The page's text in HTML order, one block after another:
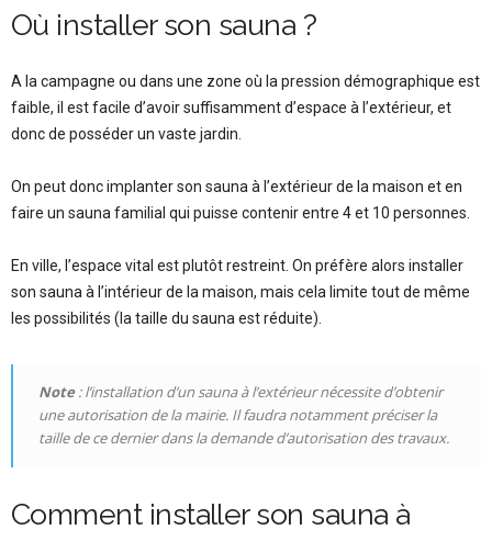
Où installer son sauna ?
A la campagne ou dans une zone où la pression démographique est
faible, il est facile d’avoir suffisamment d’espace à l’extérieur, et
donc de posséder un vaste jardin.
On peut donc implanter son sauna à l’extérieur de la maison et en
faire un sauna familial qui puisse contenir entre 4 et 10 personnes.
En ville, l’espace vital est plutôt restreint. On préfère alors installer
son sauna à l’intérieur de la maison, mais cela limite tout de même
les possibilités (la taille du sauna est réduite).
Note: l’installation d’un sauna à l’extérieur nécessite d’obtenir
une autorisation de la mairie. Il faudra notamment préciser la
taille de ce dernier dans la demande d’autorisation des travaux.
Comment installer son sauna à